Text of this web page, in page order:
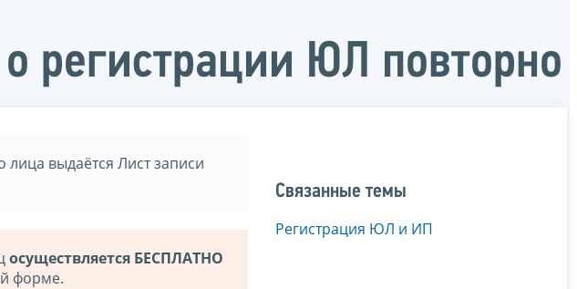
регистрации ЮЛ повторно
лица выдаётся Лист записи
осуществляется БЕСПЛАТНО
форме.
Связанные темы
Регистрация ЮЛ и ИП